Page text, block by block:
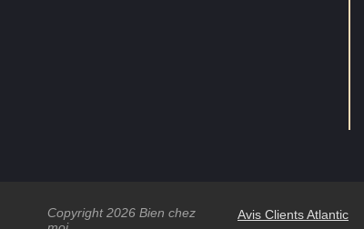
Copyright 2026 Bien chez
Avis Clients Atlantic